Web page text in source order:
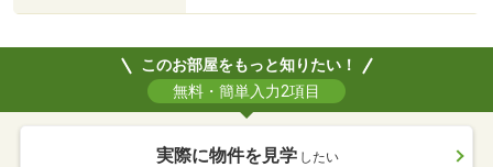
このお部屋をもっと知りたい！
無料・簡単入力2項目
実際に物件を見学 したい